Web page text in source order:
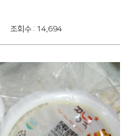
조회수 : 14,694